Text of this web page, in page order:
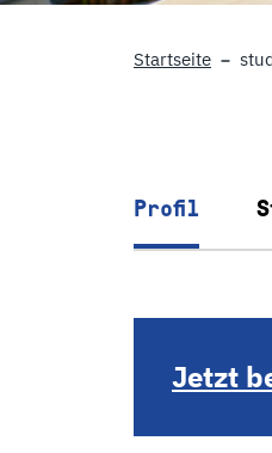
Startseite
Profil
Jetzt